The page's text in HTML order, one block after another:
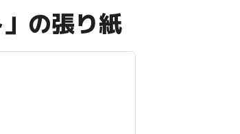
の張り紙